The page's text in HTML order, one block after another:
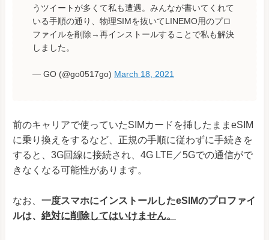
うツイートが多くて私も遭遇。みんなが書いてくれて
いる手順の通り、物理SIMを抜いてLINEMO用のプロ
ファイルを削除→再インストールすることで私も解決
しました。
— GO (@go0517go) March 18, 2021
前のキャリアで使っていたSIMカードを挿したままeSIM
に乗り換えをするなど、正規の手順に従わずに手続きを
すると、3G回線に接続され、4G LTE／5Gでの通信がで
きなくなる可能性があります。
なお、 一度スマホにインストールしたeSIMのプロファイ
ルは、 絶対に削除してはいけません。